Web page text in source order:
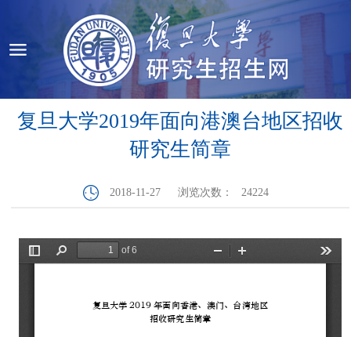
复旦大学2019年面向港澳台地区招收
研究生简章
2018-11-27 浏览次数： 24224